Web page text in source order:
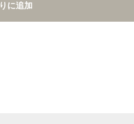
に追加